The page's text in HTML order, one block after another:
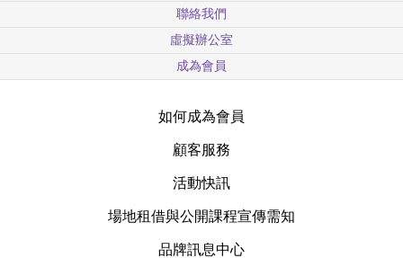
聯絡我們
虛擬辦公室
成為會員
如何成為會員
顧客服務
活動快訊
場地租借與公開課程宣傳需知
品牌訊息中心